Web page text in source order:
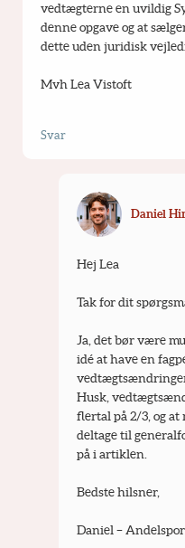
vedtægterne en uvildig
denne opgave og at
dette uden juridisk
Mvh Lea Vistoft
Svar
Daniel
Hej Lea
Tak for dit
Ja, det bør være
idé at have en
Husk,
flertal på 2/3, og
deltage til
på i artiklen.
Bedste hilsner,
Daniel –